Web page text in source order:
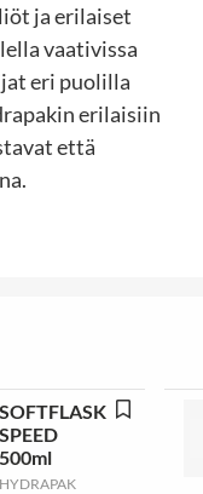
ja erilaiset
vaativissa
eri puolilla
erilaisiin
että
SOFTFLASK
SPEED
500ml
HYDRAPAK